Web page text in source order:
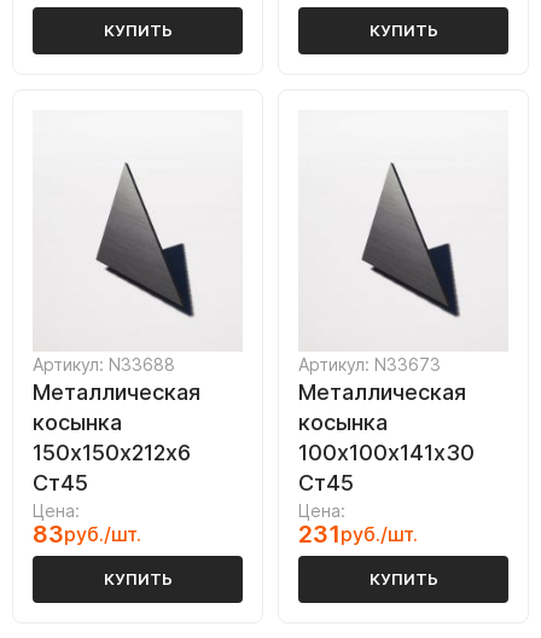
КУПИТЬ КУПИТЬ
Артикул: N33688
Металлическая
косынка
150х150х212х6
Ст45
Цена:
83руб./шт.
КУПИТЬ
Артикул: N33673
Металлическая
косынка
100х100х141х30
Ст45
Цена:
231руб./шт.
КУПИТЬ